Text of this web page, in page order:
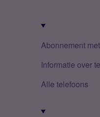
Abonnement
Informatie over
Alle telefoons